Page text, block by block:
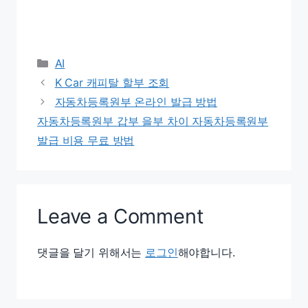
Categories
AI
K Car 캐피탈 할부 조회
자동차등록원부 온라인 발급 방법
자동차등록원부 갑부 을부 차이 자동차등록원부
발급 비용 무료 방법
Leave a Comment
댓글을 달기 위해서는 로그인해야합니다.